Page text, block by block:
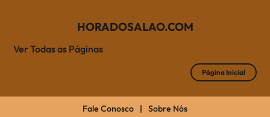
Ver Todas as Páginas
HORADOSALAO.COM
Página Inicial
Fale Conosco | Sobre Nós